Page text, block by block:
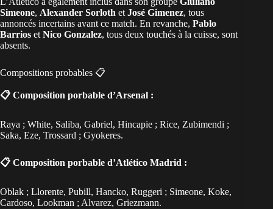
Simeone, Alexander Sorloth et José Gimenez, tous
annoncés incertains avant ce match. En revanche, Pablo
Barrios et Nico Gonzalez, tous deux touchés à la cuisse, sont
absents.
Compositions probables 📋
📋 Composition porbable d’Arsenal :
Raya ; White, Saliba, Gabriel, Hincapie ; Rice, Zubimendi ;
Saka, Eze, Trossard ; Gyokeres.
📋 Composition porbable d’Atlético Madrid :
Oblak ; Llorente, Pubill, Hancko, Ruggeri ; Simeone, Koke,
Cardoso, Lookman ; Alvarez, Griezmann.